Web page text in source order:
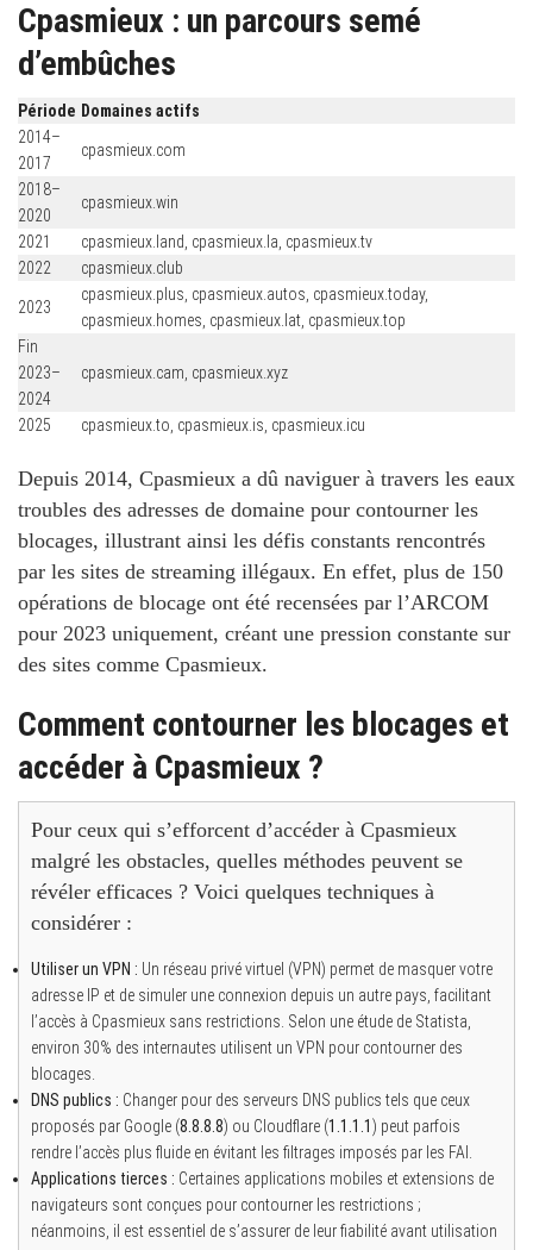
Cpasmieux : un parcours semé
d’embûches
Période Domaines actifs
2014–
2017
cpasmieux.com
2018–
2020
cpasmieux.win
2021
cpasmieux.land, cpasmieux.la, cpasmieux.tv
2022
cpasmieux.club
2023
cpasmieux.plus, cpasmieux.autos, cpasmieux.today,
cpasmieux.homes, cpasmieux.lat, cpasmieux.top
Fin
2023–
2024
cpasmieux.cam, cpasmieux.xyz
2025 cpasmieux.to, cpasmieux.is, cpasmieux.icu
Depuis 2014, Cpasmieux a dû naviguer à travers les eaux
troubles des adresses de domaine pour contourner les
blocages, illustrant ainsi les défis constants rencontrés
par les sites de streaming illégaux. En effet, plus de 150
opérations de blocage ont été recensées par l’ARCOM
pour 2023 uniquement, créant une pression constante sur
des sites comme Cpasmieux.
Comment contourner les blocages et
accéder à Cpasmieux ?
Pour ceux qui s’efforcent d’accéder à Cpasmieux
malgré les obstacles, quelles méthodes peuvent se
révéler efficaces ? Voici quelques techniques à
considérer :
Utiliser un VPN : Un réseau privé virtuel (VPN) permet de masquer votre
adresse IP et de simuler une connexion depuis un autre pays, facilitant
l’accès à Cpasmieux sans restrictions. Selon une étude de Statista,
environ 30% des internautes utilisent un VPN pour contourner des
blocages.
DNS publics : Changer pour des serveurs DNS publics tels que ceux
proposés par Google (8.8.8.8) ou Cloudflare (1.1.1.1) peut parfois
rendre l’accès plus fluide en évitant les filtrages imposés par les FAI.
Applications tierces : Certaines applications mobiles et extensions de
navigateurs sont conçues pour contourner les restrictions ;
néanmoins, il est essentiel de s’assurer de leur fiabilité avant utilisation